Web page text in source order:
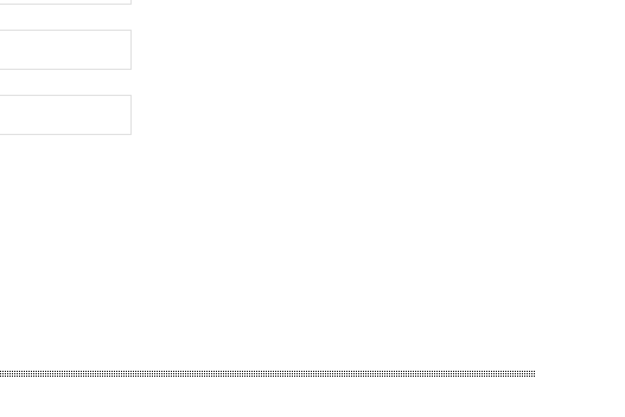
почта:*
Сайт: